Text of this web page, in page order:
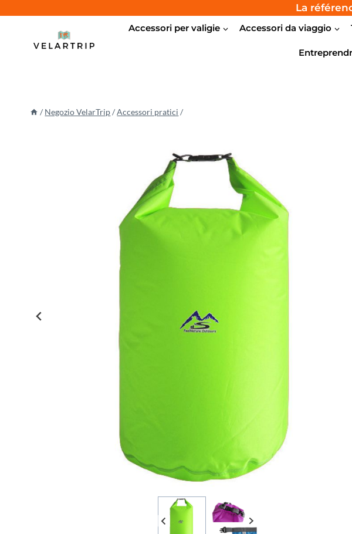
La
Accessori per valigie Accessori da viaggio
/ Negozio VelarTrip / Accessori pratici /